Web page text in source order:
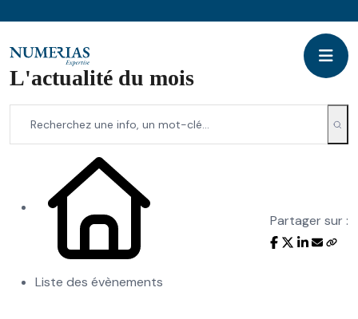
L'actualité du mois
Liste des évènements
Partager sur :